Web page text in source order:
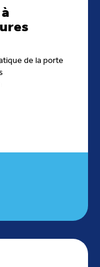
de la porte